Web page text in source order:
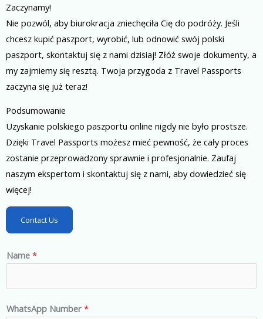
Zaczynamy!
Nie pozwól, aby biurokracja zniechęciła Cię do podróży. Jeśli
chcesz kupić paszport, wyrobić, lub odnowić swój polski
paszport, skontaktuj się z nami dzisiaj! Złóż swoje dokumenty, a
my zajmiemy się resztą. Twoja przygoda z Travel Passports
zaczyna się już teraz!
Podsumowanie
Uzyskanie polskiego paszportu online nigdy nie było prostsze.
Dzięki Travel Passports możesz mieć pewność, że cały proces
zostanie przeprowadzony sprawnie i profesjonalnie. Zaufaj
naszym ekspertom i skontaktuj się z nami, aby dowiedzieć się
więcej!
Contact Us
Name *
WhatsApp Number *